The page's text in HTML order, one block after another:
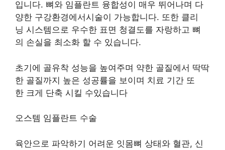
입니다. 뼈와 임플란트 융합성이 매우 뛰어나며 다
양한 구강환경에서시술이 가능합니다. 또한 클리
닝 시스템으로 우수한 표면 청결도를 자랑하고 뼈
의 손실을 최소화 할 수 있습니다.
초기에 골유착 성능을 높여주며 약한 골질에서 딱딱
한 골질까지 높은 성공률을 보이며 치료 기간 또
한 크게 단축 시킬 수있습니다
오스템 임플란트 수술
육안으로 파악하기 어려운 잇몸뼈 상태와 혈관, 신